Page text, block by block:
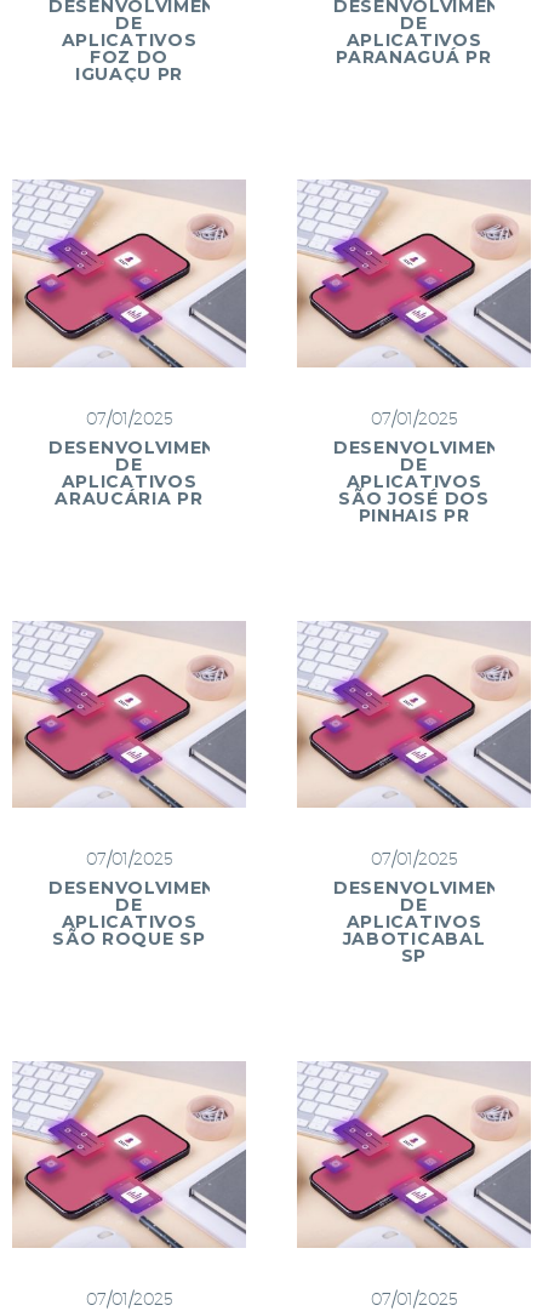
DESENVOLVIMENTO
DE
APLICATIVOS
FOZ DO
IGUAÇU PR
DESENVOLVIMENTO
DE
APLICATIVOS
PARANAGUÁ PR
07/01/2025
DESENVOLVIMENTO
DE
APLICATIVOS
ARAUCÁRIA PR
07/01/2025
DESENVOLVIMENTO
DE
APLICATIVOS
SÃO JOSÉ DOS
PINHAIS PR
07/01/2025
DESENVOLVIMENTO
DE
APLICATIVOS
SÃO ROQUE SP
07/01/2025
DESENVOLVIMENTO
DE
APLICATIVOS
JABOTICABAL
SP
07/01/2025 07/01/2025